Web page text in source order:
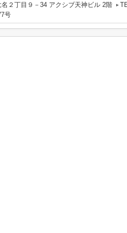
２丁目９－34 アクシブ天神ビル 2階
号